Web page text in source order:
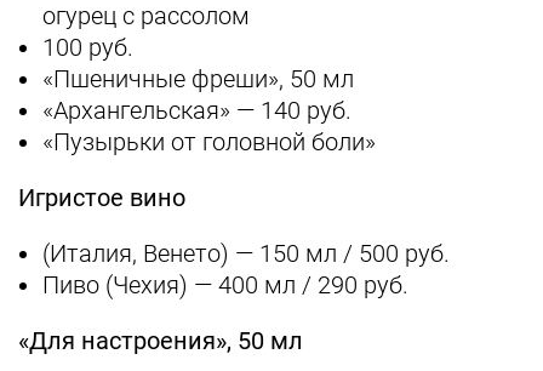
огурец с рассолом
100 руб.
«Пшеничные фреши», 50 мл
«Архангельская» — 140 руб.
«Пузырьки от головной боли»
Игристое вино
(Италия, Венето) — 150 мл / 500 руб.
Пиво (Чехия) — 400 мл / 290 руб.
«Для настроения», 50 мл